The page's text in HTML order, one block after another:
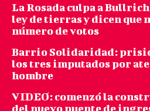
La Rosada culpa a
ley de tierras y dicen que
número de votos
Barrio Solidaridad:
los tres imputados por
hombre
VIDEO: comenzó la
del nuevo puente de